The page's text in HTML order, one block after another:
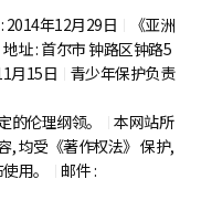
2014年12月29日
《亚洲
地址 : 首尔市钟路区钟路5
月15日
青少年保护负责
的伦理纲领。
本网站所
均受《著作权法》 保护,
用。
邮件 :